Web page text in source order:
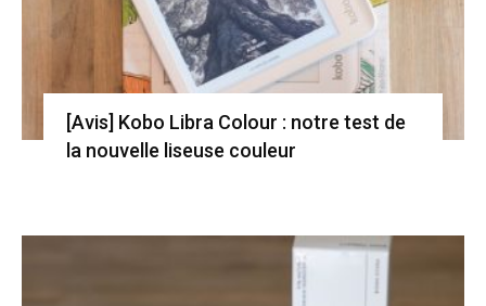
[Avis] Kobo Libra Colour : notre test de
la nouvelle liseuse couleur